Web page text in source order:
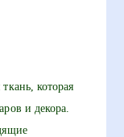
которая
и декора.